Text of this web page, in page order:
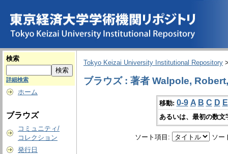
検索
詳細検索
ホーム
ブラウズ
コミュニティ/
コレクション
発行日
Tokyo Keizai University Institutional Repository
ブラウズ : 著者 Walpole,
移動: 0-9 A B C D E
あるいは、最初の数
ソート項目: ソー